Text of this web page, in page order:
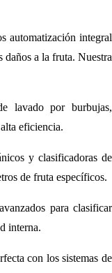
automatización integral
daños a la fruta. Nuestra
lavado por burbujas,
eficiencia.
y clasificadoras de
de fruta específicos.
para clasificar
interna.
con los sistemas de